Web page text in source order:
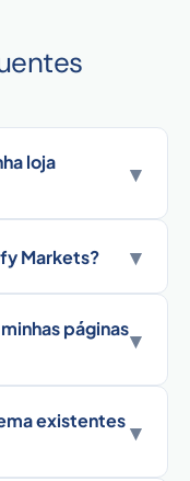
loja
▾
Markets? ▾
páginas▾
existentes▾